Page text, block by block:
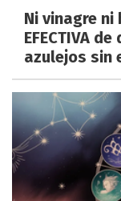
Ni vinagre
EFECTIVA
azulejos sin